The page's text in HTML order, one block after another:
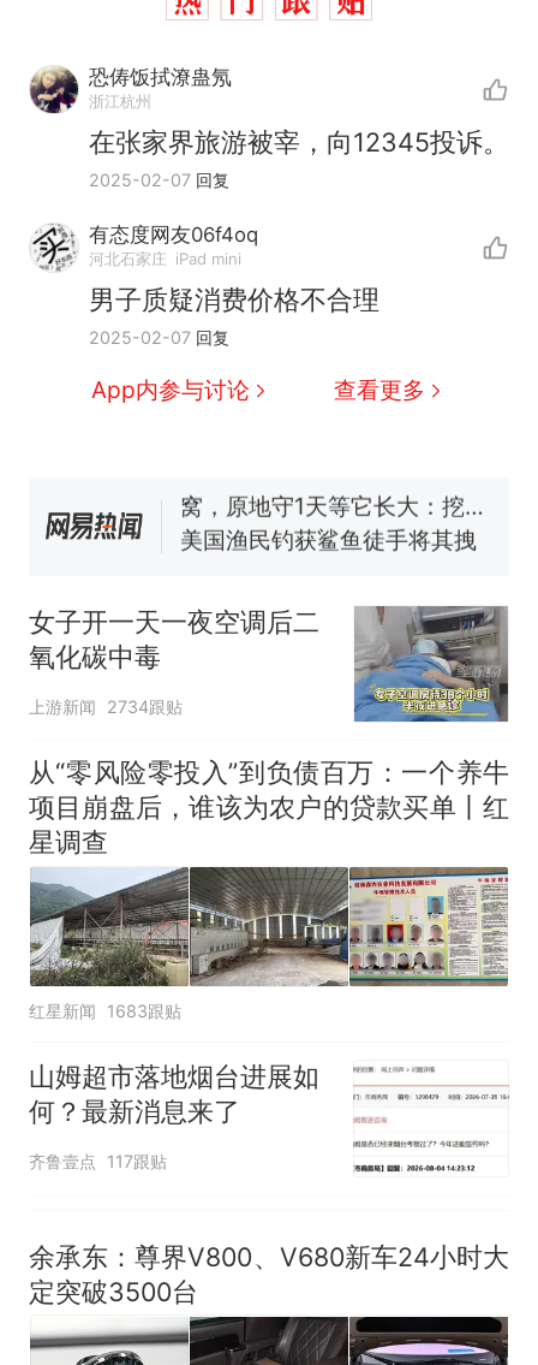
恐俦饭拭潦蛊氖
浙江杭州
在张家界旅游被宰，向12345投诉。
2025-02-07 回复
有态度网友06f4oq
河北石家庄 iPad mini
男子质疑消费价格不合理
2025-02-07 回复
App内参与讨论 查看更多
热 那个在床头放菜刀的女孩，
因老师一句“跟我回家”改写了
人生
新
制裁瓜子饺子，美国怕什
么？
费大厨“全国小炒肉大王”称
140多朵
美国渔民钓获鲨鱼徒手将其拽
回大海 目击者直呼震惊 （视频
官方通报
热
那个在床头放菜刀的女孩，
因老师一句“跟我回家”改写了
人生
女子开一天一夜空调后二
氧化碳中毒
上游新闻 2734跟贴
从“零风险零投入”到负债百万：一个养牛
项目崩盘后，谁该为农户的贷款买单丨红
星调查
红星新闻 1683跟贴
山姆超市落地烟台进展如
何？最新消息来了
齐鲁壹点 117跟贴
余承东：尊界V800、V680新车24小时大
定突破3500台